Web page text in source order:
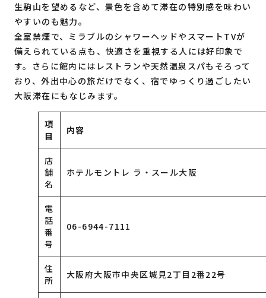
生駒山を望めるなど、景色を含めて滞在の特別感を味わい
やすいのも魅力。
全室禁煙で、ミラブルのシャワーヘッドやスマートTVが
備えられている点も、快適さを重視する人には好印象で
す。さらに館内にはレストランや天然温泉スパもそろって
おり、外出中心の旅だけでなく、宿でゆっくり過ごしたい
大阪滞在にもなじみます。
項
目
内容
店
舗
名
ホテルモントレ ラ・スール大阪
電
話
番
号
06-6944-7111
住
所
大阪府大阪市中央区城見2丁目2番22号